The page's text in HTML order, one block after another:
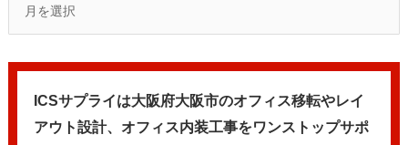
ICSサプライは大阪府大阪市のオフィス移転やレイ
アウト設計、 オフィス内装工事をワンストップサポ